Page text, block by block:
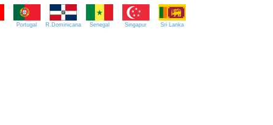
Portugal R.Dominicana Senegal Singapur Sri Lanka